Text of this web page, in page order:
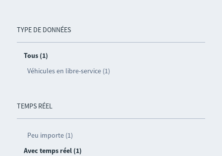
TYPE DE DONNÉES
Tous (1)
Véhicules en libre-service (1)
TEMPS RÉEL
Peu importe (1)
Avec temps réel (1)